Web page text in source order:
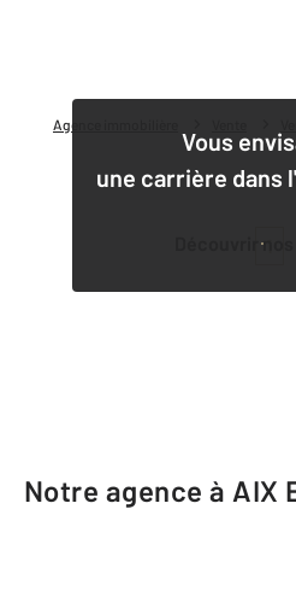
Agence immobilière
Vous
une carrière dans
Découvrir
Notre agence à AIX